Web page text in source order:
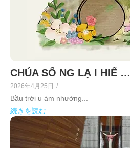
CHÚA SỐ NG LẠ I HIỂ …
2026年4月25日 /
Bầu trời u ám nhường...
続きを読む